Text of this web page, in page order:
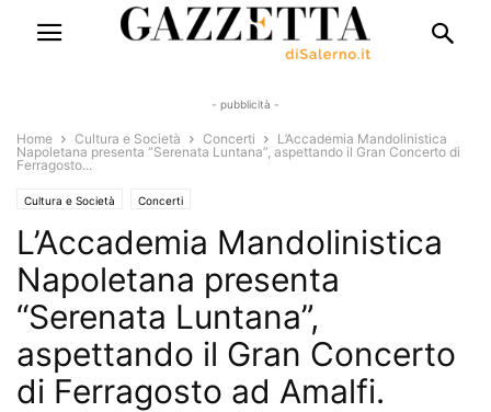
- pubblicità -
Home Cultura e Società Concerti
L’Accademia Mandolinistica
Napoletana presenta “Serenata Luntana”, aspettando il Gran Concerto di
Ferragosto...
Cultura e Società Concerti
L’Accademia Mandolinistica
Napoletana presenta
“Serenata Luntana”,
aspettando il Gran Concerto
di Ferragosto ad Amalfi.